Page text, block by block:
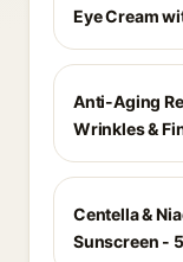
Eye Cream
Anti-Aging
Wrinkles &
Centella &
Sunscreen -